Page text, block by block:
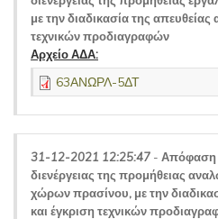
με την διαδικασία της απευθείας
τεχνικών προδιαγραφών
Αρχείο ΑΔΑ:
63ΑΝΩΡΛ-5ΔΤ
31-12-2021 12:25:47 - Απόφαση
διενέργειας της προμήθειας
χώρων πρασίνου, με την
και έγκριση τεχνικών